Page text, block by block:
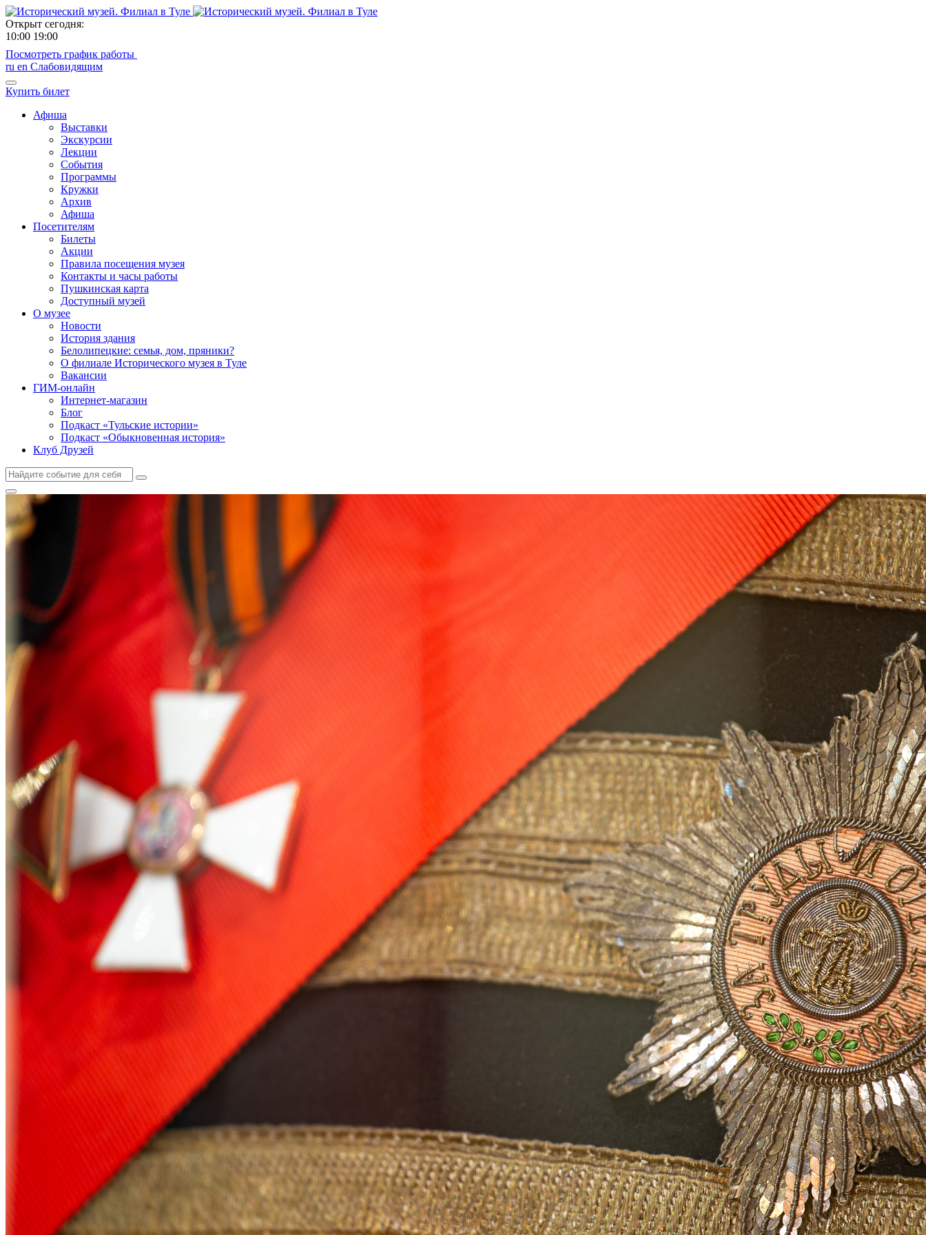
Открыт сегодня:
10:00 19:00
Посмотреть график работы
ru en Слабовидящим
Купить билет
Афиша
Выставки
Экскурсии
Лекции
События
Программы
Кружки
Архив
Афиша
Посетителям
Билеты
Акции
Правила посещения музея
Контакты и часы работы
Пушкинская карта
Доступный музей
О музее
Новости
История здания
Белолипецкие: семья, дом, пряники?
О филиале Исторического музея в Туле
Вакансии
ГИМ-онлайн
Интернет-магазин
Блог
Подкаст «Тульские истории»
Подкаст «Обыкновенная история»
Клуб Друзей